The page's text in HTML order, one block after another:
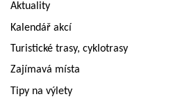
Aktuality
Kalendář akcí
Turistické trasy, cyklotrasy
Zajímavá místa
Tipy na výlety